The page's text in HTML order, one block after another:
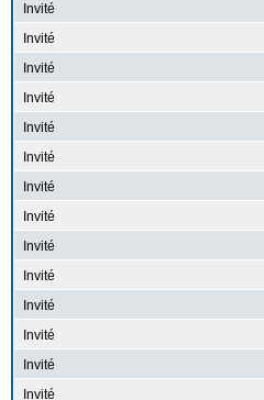
Invité
Invité
Invité
Invité
Invité
Invité
Invité
Invité
Invité
Invité
Invité
Invité
Invité
Invité